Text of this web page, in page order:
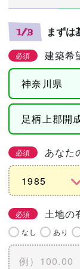
1/3 まずは
必須 建築希
必須 あなた
必須 土地の
なし あり